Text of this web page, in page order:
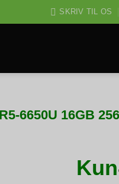
SKRIV TIL OS
6650U 16GB